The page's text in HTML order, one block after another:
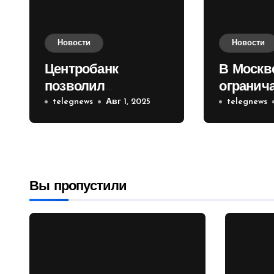
Новости
Центробанк
позволил
инвесторам из
враждебных
telegnews Авг 1, 2025
Новости
В
telegnews
Вы пропустили